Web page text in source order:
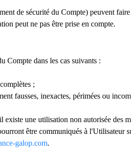
de sécurité du Compte) peuvent
peut ne pas être prise en compte.
Compte dans les cas suivants :
;
fausses, inexactes, périmées ou
une utilisation non autorisée des
être communiqués à l'Utilisateur
galop.com.